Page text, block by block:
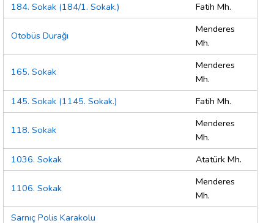
184. Sokak (184/1. Sokak.)
Fatih Mh.
Otobüs Durağı
Menderes
Mh.
165. Sokak
Menderes
Mh.
145. Sokak (1145. Sokak.)
Fatih Mh.
118. Sokak
Menderes
Mh.
1036. Sokak
Atatürk Mh.
1106. Sokak
Menderes
Mh.
Sarnıç Polis Karakolu